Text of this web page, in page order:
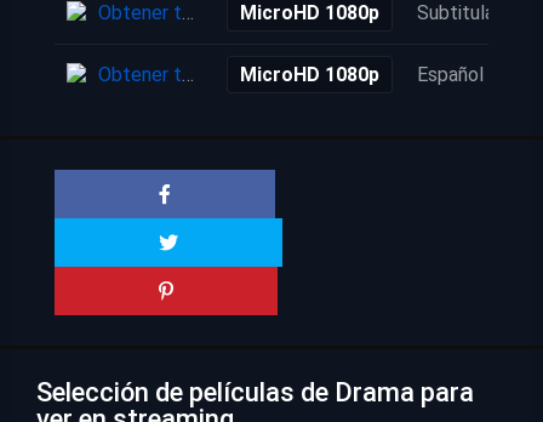
Obtener torrent MicroHD 1080p Subtitulada
Obtener torrent MicroHD 1080p Español
Selección de películas de Drama para